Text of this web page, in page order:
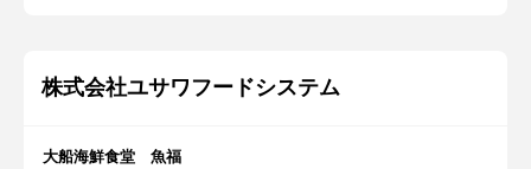
株式会社ユサワフードシステム
大船海鮮食堂 魚福